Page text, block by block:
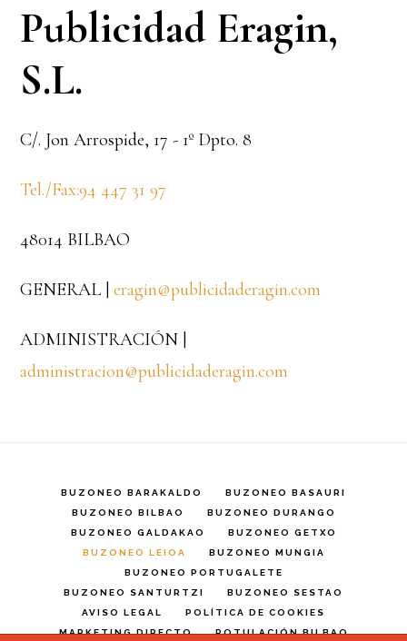
Publicidad Eragin,
S.L.
C/. Jon Arrospide, 17 - 1º Dpto. 8
Tel./Fax:94 447 31 97
48014 BILBAO
GENERAL |eragin@publicidaderagin.com
ADMINISTRACIÓN |
administracion@publicidaderagin.com
BUZONEO BARAKALDO
BUZONEO BASAURI
BUZONEO BILBAO
BUZONEO DURANGO
BUZONEO GALDAKAO
BUZONEO GETXO
BUZONEO LEIOA
BUZONEO MUNGIA
BUZONEO PORTUGALETE
BUZONEO SANTURTZI
BUZONEO SESTAO
AVISO LEGAL
POLÍTICA DE COOKIES
MARKETING DIRECTO
ROTULACIÓN BILBAO